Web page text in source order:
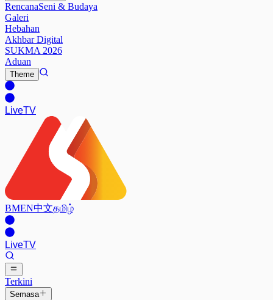
RencanaSeni & Budaya
Galeri
Hebahan
Akhbar Digital
SUKMA 2026
Aduan
Theme
LiveTV
BMEN中文தமிழ்
LiveTV
Terkini
Semasa